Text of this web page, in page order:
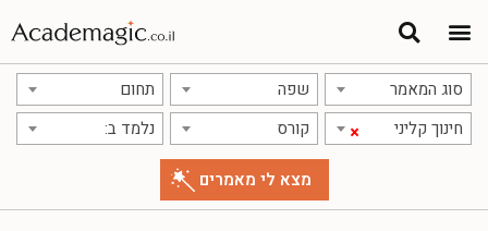
סוג המאמר שפה תחום
× חינוך קליני קורס נלמד ב: